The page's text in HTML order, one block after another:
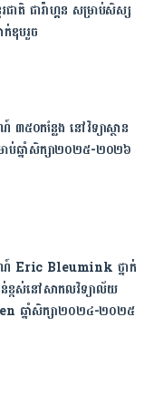
ជាតិ ផារ៉ាហ្គន សម្រាប់សិស្ស
ក់ឌុបរួច
៣៥០កន្លែង នៅវិទ្យាស្ថាន
ាប់ឆ្នាំសិក្សា២០២៥-២០២៦
ណ៍ Eric Bleumink ថ្នាក់
ាន់ខ្ពស់នៅសាកលវិទ្យាល័យ
ឆ្នាំសិក្សា២០២៤-២០២៥